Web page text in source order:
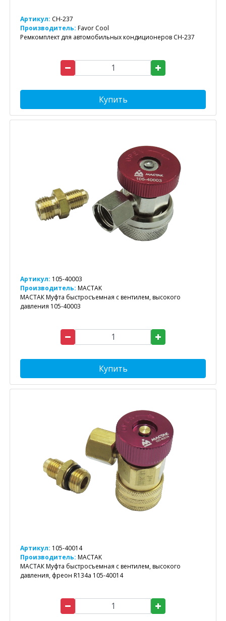
Артикул: CH-237
Производитель: Favor Cool
Ремкомплект для автомобильных кондиционеров CH-237
Купить
Артикул: 105-40003
Производитель: MACTAK
МАСТАК Муфта быстросъемная с вентилем, высокого
давления 105-40003
Купить
Артикул: 105-40014
Производитель: MACTAK
МАСТАК Муфта быстросъемная с вентилем, высокого
давления, фреон R134a 105-40014